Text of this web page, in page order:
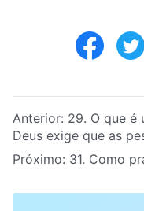
Anterior: 29. O que é
Deus exige que as
Próximo: 31. Como